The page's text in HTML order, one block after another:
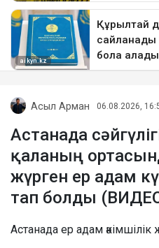
Асыл Арман 06.08.2026,
Астанада
қаланың
жүрген ер адам
тап болды
Астанада ер адам